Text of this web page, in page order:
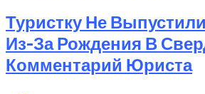
Туристку Не
Из-За Рождения В
Комментарий Юриста